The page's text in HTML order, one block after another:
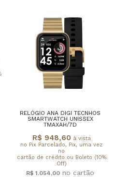
RELÓGIO ANA DIGI TECNHOS
SMARTWATCH UNISSEX
TMAXAH/7D
R$ 948,60 à vista
no Pix Parcelado, Pix, uma vez
no
cartão de crédito ou Boleto (10%
Off)
R$ 1.054,00